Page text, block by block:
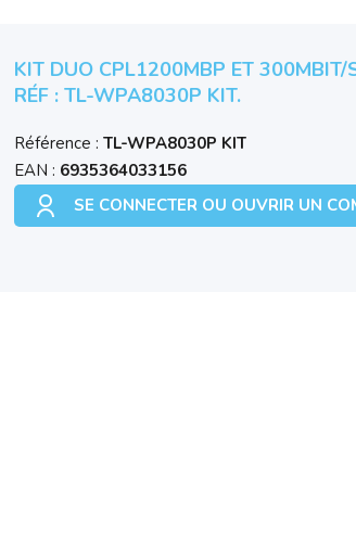
KIT DUO CPL1200MBP ET 300MBIT/
RÉF : TL-WPA8030P KIT.
Référence : TL-WPA8030P KIT
EAN : 6935364033156
SE CONNECTER OU OUVRIR UN